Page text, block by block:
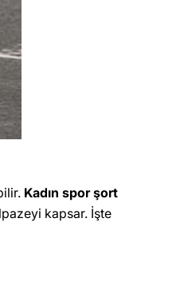
Kadın spor şort
kapsar. İşte